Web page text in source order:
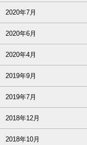
2020年7月
2020年6月
2020年4月
2019年9月
2019年7月
2018年12月
2018年10月